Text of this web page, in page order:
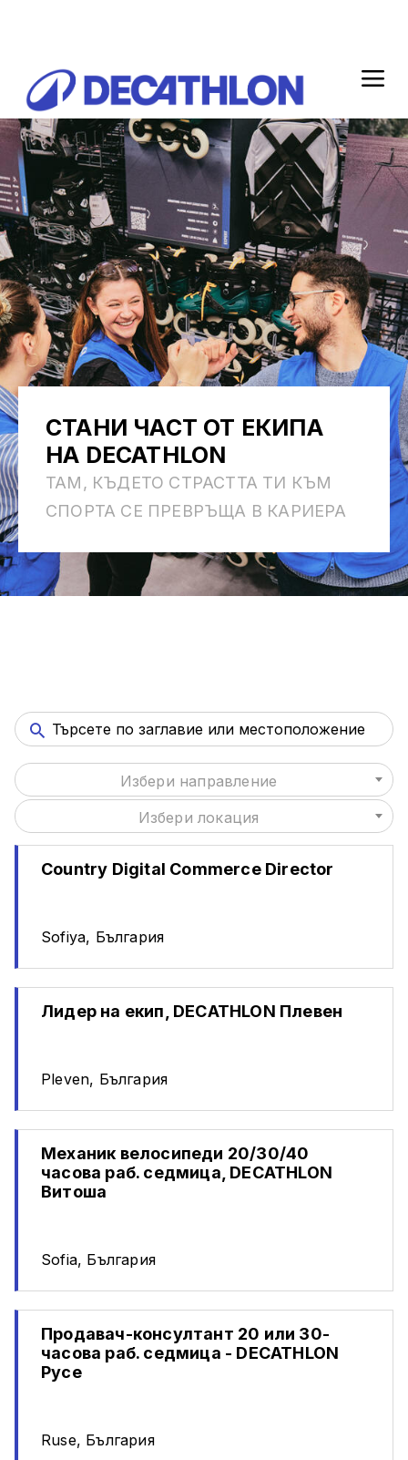
СТАНИ ЧАСТ ОТ ЕКИПА
НА DECATHLON
ТАМ, КЪДЕТО СТРАСТТА ТИ КЪМ
СПОРТА СЕ ПРЕВРЪЩА В КАРИЕРА
Избери направление
Избери локация
Country Digital Commerce Director
Sofiya, България
Лидер на екип, DECATHLON Плевен
Pleven, България
Механик велосипеди 20/30/40
часова раб. седмица, DECATHLON
Витоша
Sofia, България
Продавач-консултант 20 или 30-
часова раб. седмица - DECATHLON
Русе
Ruse, България